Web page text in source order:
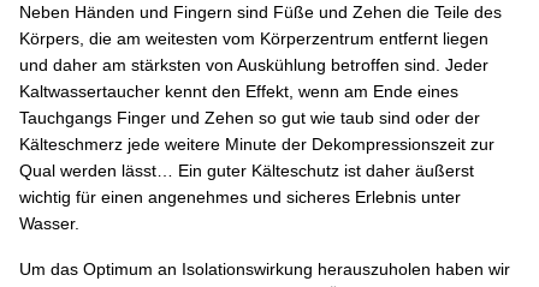
Neben Händen und Fingern sind Füße und Zehen die Teile des
Körpers, die am weitesten vom Körperzentrum entfernt liegen
und daher am stärksten von Auskühlung betroffen sind. Jeder
Kaltwassertaucher kennt den Effekt, wenn am Ende eines
Tauchgangs Finger und Zehen so gut wie taub sind oder der
Kälteschmerz jede weitere Minute der Dekompressionszeit zur
Qual werden lässt… Ein guter Kälteschutz ist daher äußerst
wichtig für einen angenehmes und sicheres Erlebnis unter
Wasser.
Um das Optimum an Isolationswirkung herauszuholen haben wir